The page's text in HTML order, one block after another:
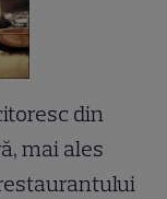
din
mai ales